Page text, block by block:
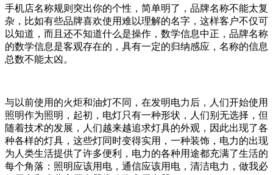
手机店名称规则突出你的个性，简单明了，品牌名称不能太复
杂，比如有些品牌喜欢使用难以理解的名字，这样客户不仅可
以知道，而且还不知道什么是操作，数学信息中正，品牌名称
的数学信息是客观存在的，具有一定的归纳感应，名称的信息
总数不能太凶。
与以前使用的火炬和油灯不同，在发明电力后，人们开始使用
照明作为照明，起初，电灯只有一种形状，人们别无选择，但
随着技术的发展，人们越来越追求灯具的外观，因此出现了各
种各样的灯具，这些灯同时变得实用，一种装饰，电力的出现
为人类生活提供了许多便利，电力的各种用途都充满了生活的
每个角落：照明应该用电，通信应该用电，清洁电力，做我必